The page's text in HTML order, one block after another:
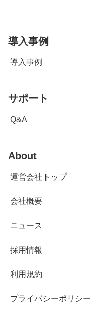
導入事例
導入事例
サポート
Q&A
About
運営会社トップ
会社概要
ニュース
採用情報
利用規約
プライバシーポリシー